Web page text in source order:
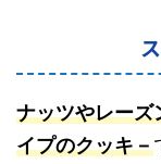
ナッツやレーズ
イプのクッキ－